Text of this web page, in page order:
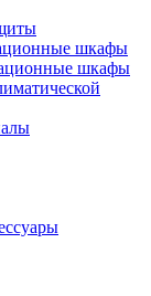
шкафы
шкафы